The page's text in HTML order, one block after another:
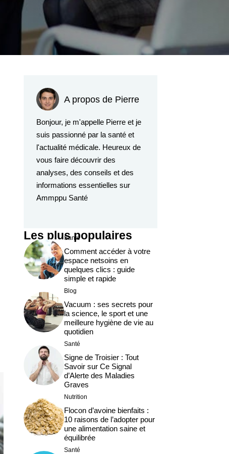
A propos de Pierre
Bonjour, je m'appelle Pierre et je
suis passionné par la santé et
l'actualité médicale. Heureux de
vous faire découvrir des
analyses, des conseils et des
informations essentielles sur
Ammppu Santé
Les plus populaires
Santé
Comment accéder à votre
espace netsoins en
quelques clics : guide
simple et rapide
Blog
Vacuum : ses secrets pour
la science, le sport et une
meilleure hygiène de vie au
quotidien
Santé
Signe de Troisier : Tout
Savoir sur Ce Signal
d’Alerte des Maladies
Graves
Nutrition
Flocon d’avoine bienfaits :
10 raisons de l’adopter pour
une alimentation saine et
équilibrée
Santé